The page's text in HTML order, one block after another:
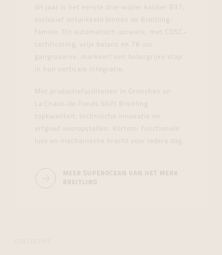
dit jaar is het eerste drie-wijzer kaliber B31,
exclusief ontwikkeld binnen de Breitling-
familie. Dit automatisch uurwerk, met COSC-
certificering, vrije balans en 78 uur
gangreserve, markeert een belangrijke stap
in hun verticale integratie.
Met productiefaciliteiten in Grenchen en
La Chaux-de‑Fonds blijft Breitling
topkwaliteit, technische innovatie en
erfgoed vooropstellen. Kortom: functionele
luxe en mechanische kracht voor iedere dag.
MEER SUPEROCEAN VAN HET MERK
BREITLING